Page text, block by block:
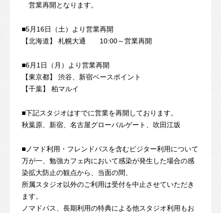
営業再開となります。
■5月16日（土）より営業再開
【北海道】 札幌大通 10:00～営業再開
■6月1日（月）より営業再開
【東京都】 渋谷、新宿ベースポイント
【千葉】 柏マルイ
■下記スタジオはすでに営業を再開しております。
秋葉原、新宿、名古屋グローバルゲート、吹田江坂
■ノマド利用・フレンドパスを含むビジター利用について
万が一、勉強カフェ内において感染が発生した場合の感
染拡大防止の観点から、当面の間、
所属スタジオ以外のご利用は受付を中止させていただき
ます。
ノマドパス、長期利用の特典による他スタジオ利用もお